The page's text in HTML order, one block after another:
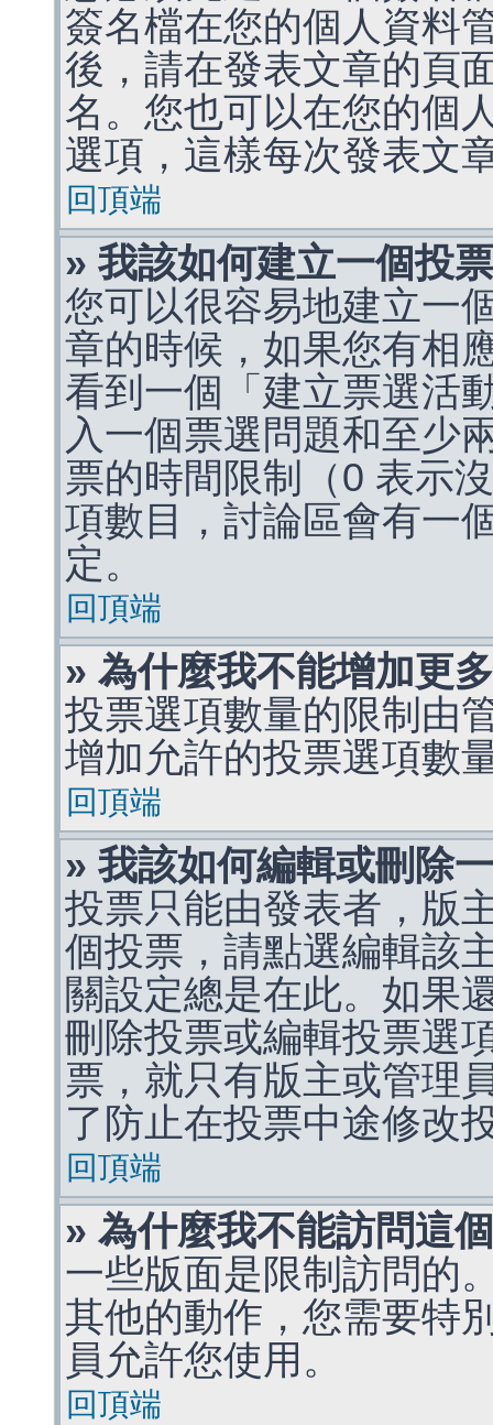
簽名檔在您的個人資料
後，請在發表文章的頁
名。您也可以在您的個
選項，這樣每次發表文
回頂端
» 我該如何建立一個投
您可以很容易地建立一
章的時候，如果您有相
看到一個「建立票選活
入一個票選問題和至少
票的時間限制（0 表示
項數目，討論區會有一
定。
回頂端
» 為什麼我不能增加更
投票選項數量的限制由
增加允許的投票選項數
回頂端
» 我該如何編輯或刪除
投票只能由發表者，版
個投票，請點選編輯該
關設定總是在此。如果
刪除投票或編輯投票選
票，就只有版主或管理
了防止在投票中途修改
回頂端
» 為什麼我不能訪問這
一些版面是限制訪問的
其他的動作，您需要特
員允許您使用。
回頂端